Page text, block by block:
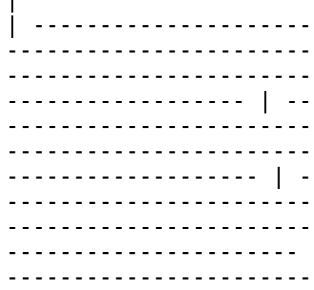
|
------------------ |
------------------- |